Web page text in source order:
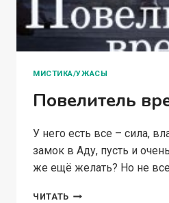
МИСТИКА/УЖАСЫ
Повелитель
У него есть все – сила,
замок в Аду, пусть и
же ещё желать? Но не
ЧИТАТЬ ПОВЕЛИТЕЛЬ